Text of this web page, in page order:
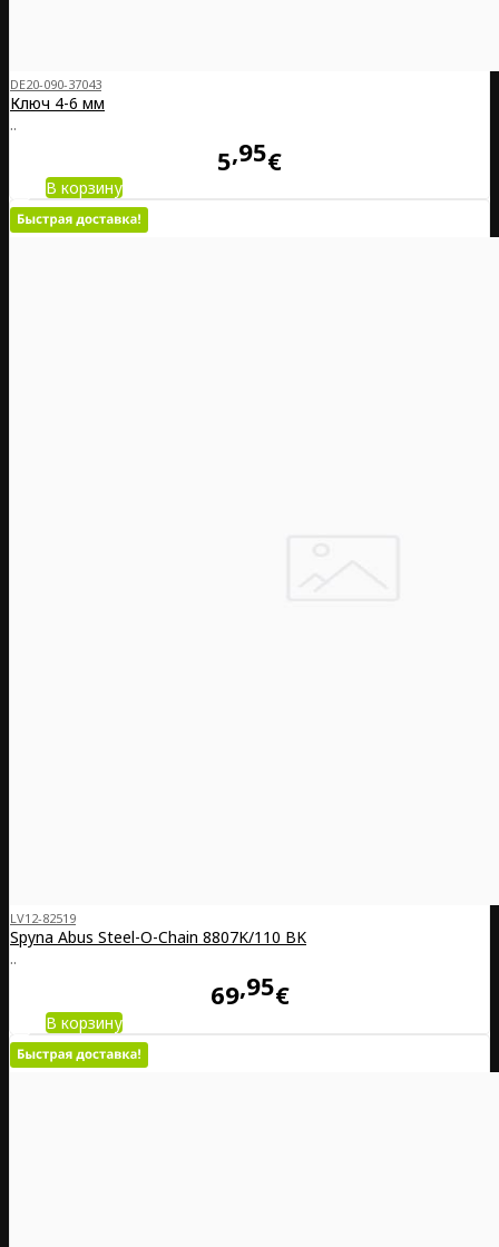
DE20-090-37043
Ключ 4-6 мм
..
5 95€
В корзину
LV12-82519
Spyna Abus Steel-O-Chain 8807K/110 BK
..
69 95€
В корзину